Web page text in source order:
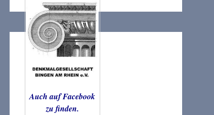
Auch auf Facebook
zu finden.